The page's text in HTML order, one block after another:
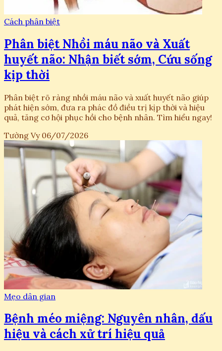
Cách phân biệt
Phân biệt Nhồi máu não và Xuất
huyết não: Nhận biết sớm, Cứu sống
kịp thời
Phân biệt rõ ràng nhồi máu não và xuất huyết não giúp
phát hiện sớm, đưa ra phác đồ điều trị kịp thời và hiệu
quả, tăng cơ hội phục hồi cho bệnh nhân. Tìm hiểu ngay!
Tường Vy 06/07/2026
Mẹo dân gian
Bệnh méo miệng: Nguyên nhân, dấu
hiệu và cách xử trí hiệu quả